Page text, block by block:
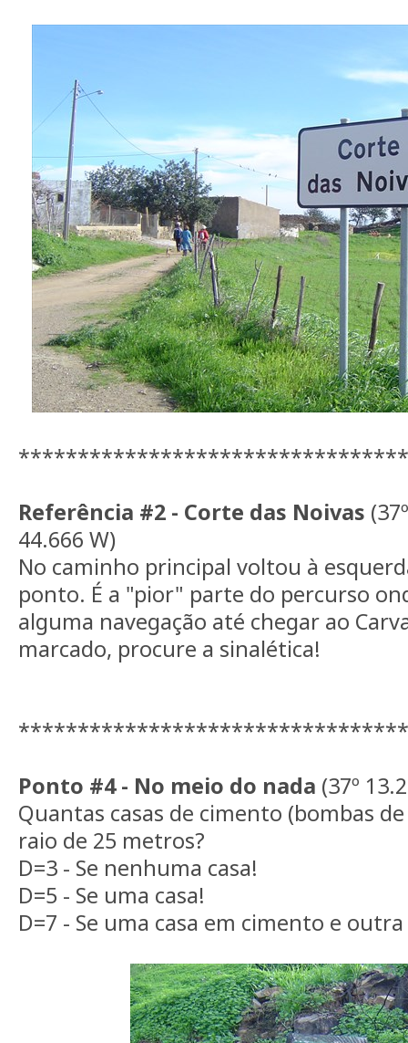
Referência #2 - Corte das Noivas
44.666 W)
No caminho principal voltou à
ponto. É a "pior" parte do percurso
alguma navegação até chegar ao
marcado, procure a sinalética!
Ponto #4 - No meio do nada (37º
Quantas casas de cimento (bombas
raio de 25 metros?
D=3 - Se nenhuma casa!
D=5 - Se uma casa!
D=7 - Se uma casa em cimento e